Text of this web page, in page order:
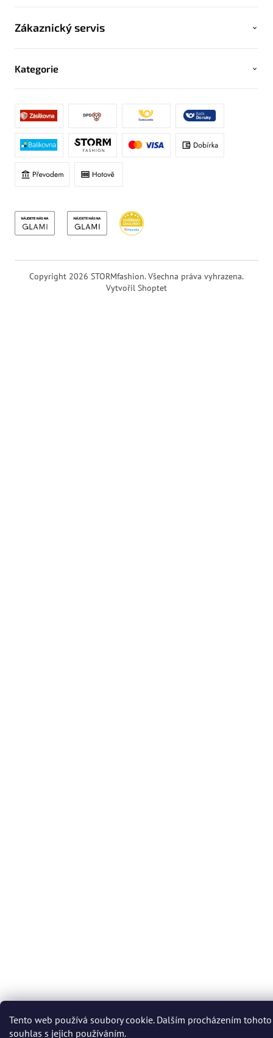
Tento web používá soubory cookie. Dalším procházením
souhlas s jejich používáním.
Zákaznický servis
Kategorie
Vytvořil Shoptet
Copyright 2026 STORMfashion. Všechna práva vyhrazena.